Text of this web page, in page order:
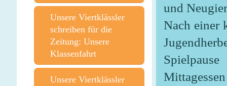
und
Nach einer
Unsere Viertklässler
schreiben für die
Zeitung: Unsere
Klassenfahrt
Unsere Viertklässler